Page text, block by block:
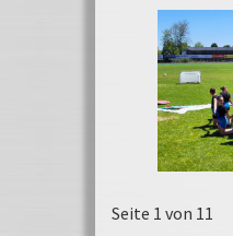
Seite 1 von 11